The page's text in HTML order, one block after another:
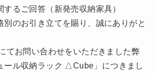
るご回答（新発売収納家具）
のお引き立てを賜り、誠にありがと
てお問い合わせをいただきました弊
ール収納ラック △Cube」につきまし